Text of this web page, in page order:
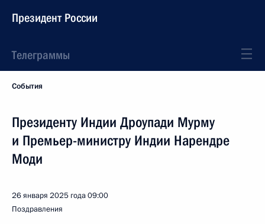
Президент России
Телеграммы
События
Президенту Индии Дроупади Мурму
и Премьер-министру Индии Нарендре
Моди
26 января 2025 года09:00
Поздравления